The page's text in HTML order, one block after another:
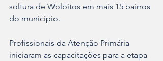
soltura de Wolbitos em mais 15 bairros
do município.
Profissionais da Atenção Primária
iniciaram as capacitações para a etapa